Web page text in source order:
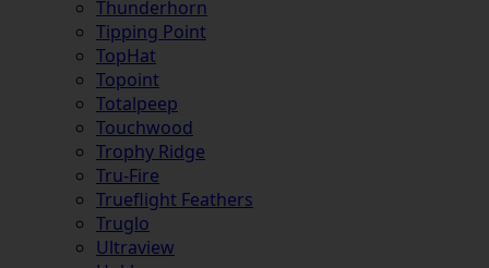
Thunderhorn
Tipping Point
TopHat
Topoint
Totalpeep
Touchwood
Trophy Ridge
Tru-Fire
Trueflight Feathers
Truglo
Ultraview